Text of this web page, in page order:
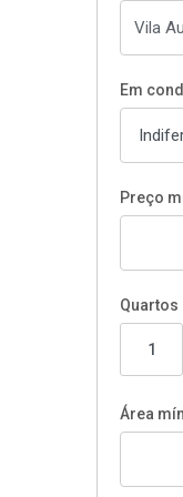
Em
Preço
Quartos
1
Área